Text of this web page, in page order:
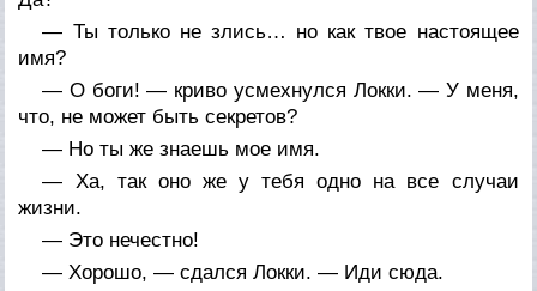
— Ты только не злись… но как твое настоящее
имя?
— О боги! — криво усмехнулся Локки. — У меня,
что, не может быть секретов?
— Но ты же знаешь мое имя.
— Ха, так оно же у тебя одно на все случаи
жизни.
— Это нечестно!
— Хорошо, — сдался Локки. — Иди сюда.